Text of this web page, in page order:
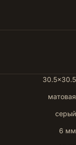
30.5×30.5
матовая
серый
6 мм